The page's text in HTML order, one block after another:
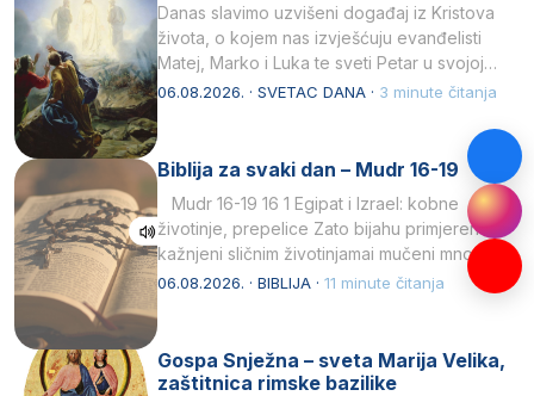
Danas slavimo uzvišeni događaj iz Kristova
života, o kojem nas izvješćuju evanđelisti
Matej, Marko i Luka te sveti Petar u svojoj
drugoj…
06.08.2026. · SVETAC DANA · 3 minute čitanja
Biblija za svaki dan – Mudr 16-19
Mudr 16-19 16 1 Egipat i Izrael: kobne
životinje, prepelice Zato bijahu primjereno
kažnjeni sličnim životinjamai mučeni mnoštvom
kukaca.2 A narod…
06.08.2026. · BIBLIJA · 11 minute čitanja
Gospa Snježna – sveta Marija Velika,
zaštitnica rimske bazilike